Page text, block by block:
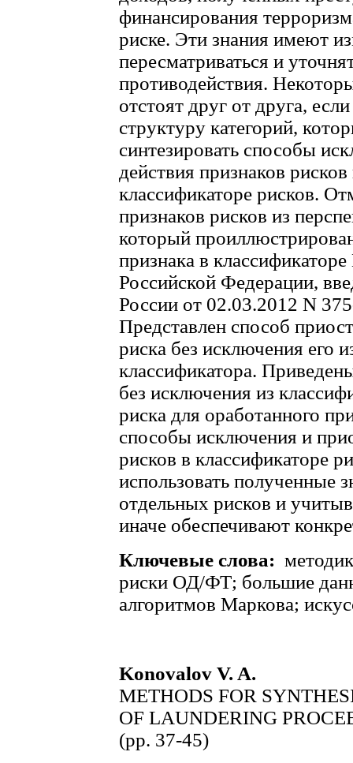
финансирования
риске. Эти знания имеют
пересматриваться и
противодействия.
отстоят друг от друга,
структуру категорий,
синтезировать способы
действия признаков
классификаторе рисков.
признаков рисков из
который
признака в
Российской Федерации,
России от 02.03.2012 N
Представлен способ
риска без исключения его
классификатора.
без исключения из
риска для оработанного
способы исключения и
рисков в классификаторе
использовать полученные
отдельных рисков и
иначе обеспечивают
Ключевые слова:
риски ОД/ФТ; большие
алгоритмов Маркова;
Konovalov V. A.
METHODS FOR
OF LAUNDERING
(рр. 37-45)